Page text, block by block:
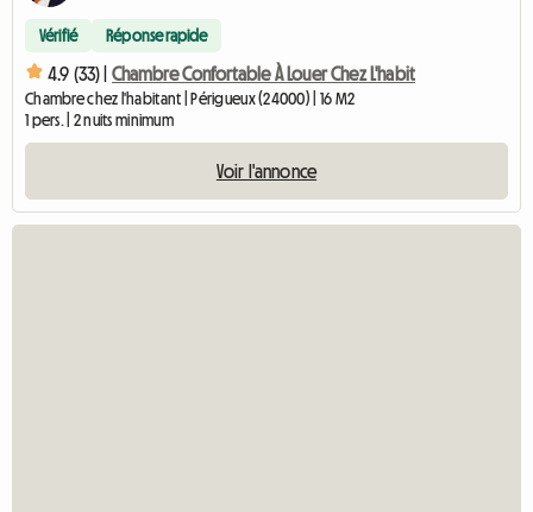
Vérifié Réponse rapide
4.9 (33) | Chambre Confortable À Louer Chez L'habit
Chambre chez l'habitant | Périgueux (24000) | 16 M2
1 pers. | 2 nuits minimum
Voir l'annonce